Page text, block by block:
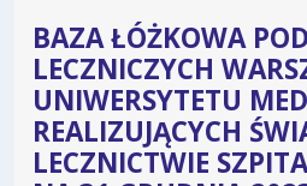
BAZA ŁÓŻKOWA
LECZNICZYCH
UNIWERSYTETU
REALIZUJĄCYCH
LECZNICTWIE